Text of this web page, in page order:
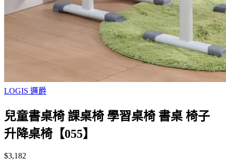
LOGIS 邏爵
兒童書桌椅 課桌椅 學習桌椅 書桌 椅子
升降桌椅【055】
$3,182